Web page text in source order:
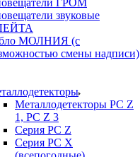
ГРОМ
звуковые
МОЛНИЯ (с
смены надписи)
Металлодетекторы РС Z
1, PC Z 3
Серия РС Z
Серия РС X